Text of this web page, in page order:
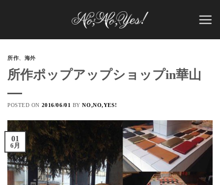
所作、 海外
所作ポップアップショップin華山
POSTED ON 2016/06/01 BYNO,NO,YES!
01
6月